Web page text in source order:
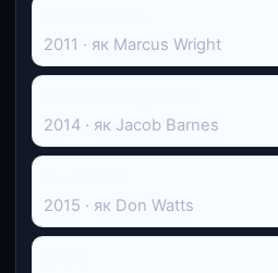
2011 · як Marcus Wright
2014 · як Jacob Barnes
2015 · як Don Watts